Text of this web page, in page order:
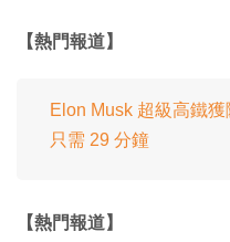
【熱門報道】
Elon Musk 超級高鐵
只需 29 分鐘
【熱門報道】